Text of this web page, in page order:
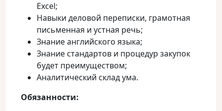
Excel;
Навыки деловой переписки, грамотная
письменная и устная речь;
Знание английского языка;
Знание стандартов и процедур закупок
будет преимуществом;
Аналитический склад ума.
Обязанности: